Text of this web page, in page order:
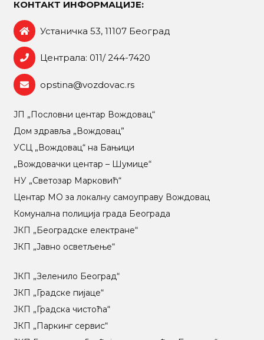
КОНТАКТ ИНФОРМАЦИЈЕ:
Устаничка 53, 11107 Београд
Централа: 011/ 244-7420
opstina@vozdovac.rs
ЈП „Пословни центар Вождовац“
Дом здравља „Вождовац”
УСЦ „Вождовац“ на Бањици
„Вождовачки центар – Шумице“
НУ „Светозар Марковић“
Центар МO за локалну самоуправу Вождовац
Комунална полиција града Београда
ЈКП „Београдске електране“
ЈКП „Јавно осветљење“
ЈКП „Зеленило Београд“
ЈКП „Градске пијаце“
ЈКП „Градска чистоћа“
ЈКП „Паркинг сервис“